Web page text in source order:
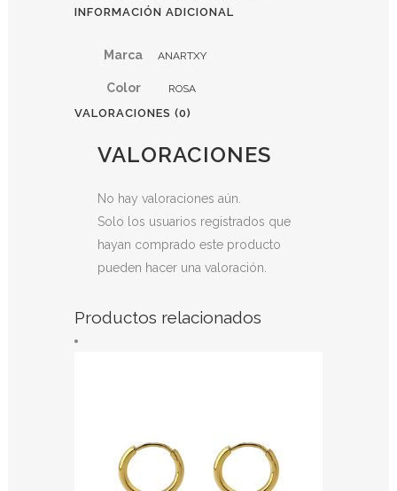
INFORMACIÓN ADICIONAL
Marca ANARTXY
Color ROSA
VALORACIONES (0)
VALORACIONES
No hay valoraciones aún.
Solo los usuarios registrados que
hayan comprado este producto
pueden hacer una valoración.
Productos relacionados